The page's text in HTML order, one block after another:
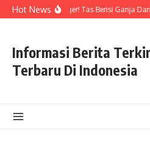
Lewati ke konten
Hot NewsBikin Geger! Tas Berisi Ganja
Informasi Berita
Terbaru Di Indonesia